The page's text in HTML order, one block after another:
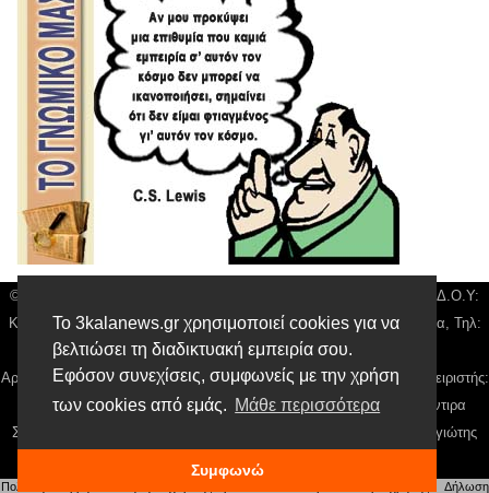
Το 3kalanews.gr χρησιμοποιεί cookies για να
βελτιώσει τη διαδικτυακή εμπειρία σου.
Εφόσον συνεχίσεις, συμφωνείς με την χρήση
των cookies από εμάς. Μάθε περισσότερα
Συμφωνώ
© 3kala News | Διακριτικός Τίτλος: Orion Media, ΑΦΜ: 043750542, Δ.Ο.Υ:
Καρδίτσας, Υπο/μα Τρικάλων, Δ/νση: Τιουσόν 31 τ.κ 42132 Τρίκαλα, Τηλ:
24310 63300, email: news@3kalanews.gr
Αρ. Γεμή: 018804431000, Νόμιμος Εκπρόσωπος, Ιδιοκτήτης και Διαχειριστής:
Παναγιώτης Φιλίππου, Διευθύντρια: Γιαννουσά Βασιλική, Διευθύντιρα
Σύνταξης: Μπαλαμπάνη Βασιλική. Δικαιούχος domain name Παναγιώτης
Φιλίππου
Πολιτική απορρήτου Δήλωση